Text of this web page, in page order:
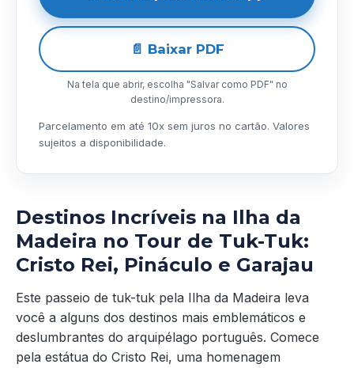
📄 Baixar PDF
Na tela que abrir, escolha "Salvar como PDF" no
destino/impressora.
Parcelamento em até 10x sem juros no cartão. Valores
sujeitos a disponibilidade.
Destinos Incríveis na Ilha da
Madeira no Tour de Tuk-Tuk:
Cristo Rei, Pináculo e Garajau
Este passeio de tuk-tuk pela Ilha da Madeira leva
você a alguns dos destinos mais emblemáticos e
deslumbrantes do arquipélago português. Comece
pela estátua do Cristo Rei, uma homenagem